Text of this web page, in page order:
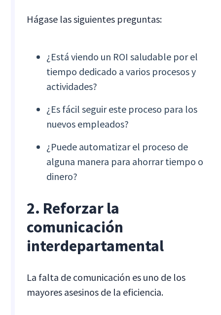
Hágase las siguientes preguntas:
¿Está viendo un ROI saludable por el
tiempo dedicado a varios procesos y
actividades?
¿Es fácil seguir este proceso para los
nuevos empleados?
¿Puede automatizar el proceso de
alguna manera para ahorrar tiempo o
dinero?
2. Reforzar la
comunicación
interdepartamental
La falta de comunicación es uno de los
mayores asesinos de la eficiencia.